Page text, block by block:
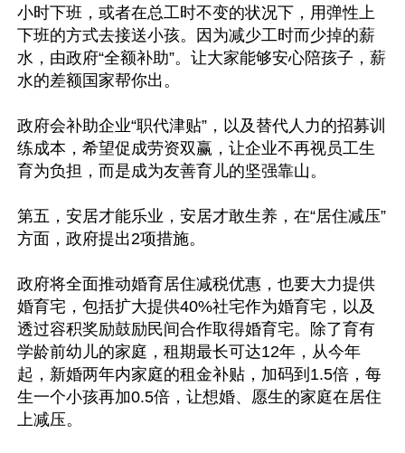
小时下班，或者在总工时不变的状况下，用弹性上
下班的方式去接送小孩。因为减少工时而少掉的薪
水，由政府“全额补助”。让大家能够安心陪孩子，薪
水的差额国家帮你出。
政府会补助企业“职代津贴”，以及替代人力的招募训
练成本，希望促成劳资双赢，让企业不再视员工生
育为负担，而是成为友善育儿的坚强靠山。
第五，安居才能乐业，安居才敢生养，在“居住减压”
方面，政府提出2项措施。
政府将全面推动婚育居住减税优惠，也要大力提供
婚育宅，包括扩大提供40%社宅作为婚育宅，以及
透过容积奖励鼓励民间合作取得婚育宅。除了育有
学龄前幼儿的家庭，租期最长可达12年，从今年
起，新婚两年内家庭的租金补贴，加码到1.5倍，每
生一个小孩再加0.5倍，让想婚、愿生的家庭在居住
上减压。